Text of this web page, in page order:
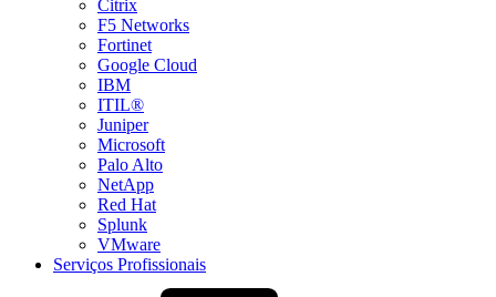
Citrix
F5 Networks
Fortinet
Google Cloud
IBM
ITIL®
Juniper
Microsoft
Palo Alto
NetApp
Red Hat
Splunk
VMware
Serviços Profissionais